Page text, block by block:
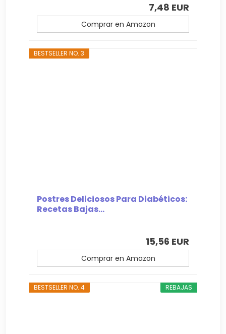
7,48 EUR
Comprar en Amazon
BESTSELLER NO. 3
Postres Deliciosos Para Diabéticos:
Recetas Bajas...
15,56 EUR
Comprar en Amazon
REBAJAS
BESTSELLER NO. 4